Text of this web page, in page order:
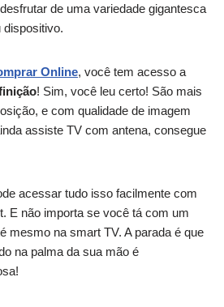
de uma variedade gigantesca
dispositivo.
Online, você tem acesso a
! Sim, você leu certo! São mais
e com qualidade de imagem
assiste TV com antena, consegue
acessar tudo isso facilmente com
E não importa se você tá com um
mesmo na smart TV. A parada é que
na palma da sua mão é